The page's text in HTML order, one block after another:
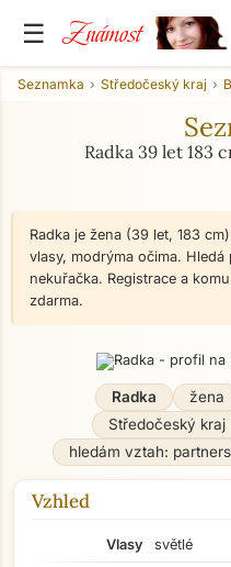
☰ Známost
Seznamka Středočeský kraj
Radka 39 let 183
Radka je žena (39 let, 183
vlasy, modrýma očima.
nekuřačka. Registrace a
zdarma.
Radka žena
Středočeský kraj
hledám vztah:
Vzhled
Vlasy
světlé